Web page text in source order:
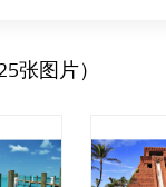
25张图片）